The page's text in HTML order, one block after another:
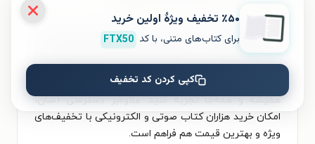
برای تجربه‌ای بهتر در دانلود کتاب +۱۰۰۰ عادت کوچک روابط
شاد و موفق و خواندن آن، اپلیکیشن طاقچه را به‌صورت
رایگان نصب کنید. در اپلیکیشن می‌توانید مطالعه‌ی خود را
شخصی‌سازی کنید و لذت خواندن و شنیدن کتاب‌ها را
همیشه و همه‌جا تجربه کنید. علاوه‌بر دسترسی آسان،
امکان خرید هزاران کتاب صوتی و الکترونیکی با تخفیف‌های
ویژه و بهترین قیمت هم فراهم است.
٪۵۰ تخفیف ویژۀ اولین خرید
برای کتاب‌های متنی، با کد FTX50
کپی کردن کد تخفیف